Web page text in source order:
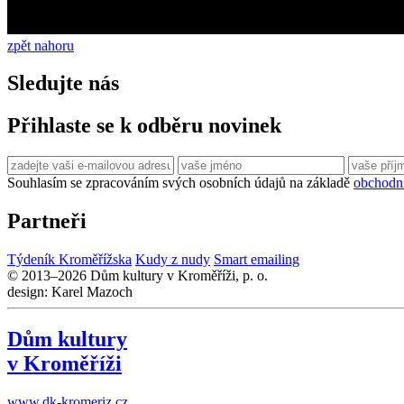
zpět nahoru
Sledujte nás
Přihlaste se k odběru novinek
Souhlasím se zpracováním svých osobních údajů na základě
Partneři
Týdeník Kroměřížska Kudy z nudy Smart emailing
© 2013–2026 Dům kultury v Kroměříži, p. o.
design: Karel Mazoch
Dům kultury
v Kroměříži